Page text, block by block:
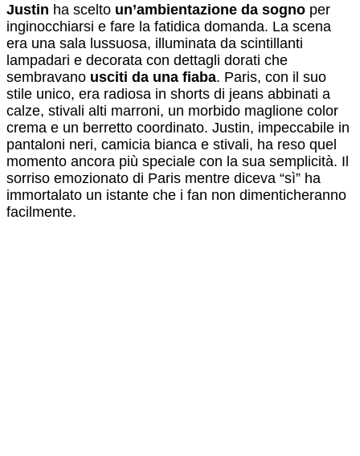
Justin ha scelto un’ambientazione da sogno per
inginocchiarsi e fare la fatidica domanda. La scena
era una sala lussuosa, illuminata da scintillanti
lampadari e decorata con dettagli dorati che
sembravano usciti da una fiaba. Paris, con il suo
stile unico, era radiosa in shorts di jeans abbinati a
calze, stivali alti marroni, un morbido maglione color
crema e un berretto coordinato. Justin, impeccabile in
pantaloni neri, camicia bianca e stivali, ha reso quel
momento ancora più speciale con la sua semplicità. Il
sorriso emozionato di Paris mentre diceva “sì” ha
immortalato un istante che i fan non dimenticheranno
facilmente.